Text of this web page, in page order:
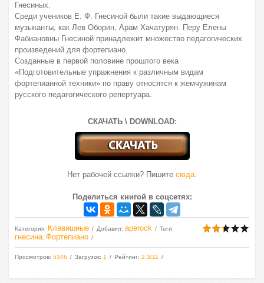
Гнесиных.
Среди учеников Е. Ф. Гнесиной были такие выдающиеся
музыканты, как Лев Оборин, Арам Хачатурян. Перу Елены
Фабиановны Гнесиной принадлежит множество педагогических
произведений для фортепиано.
Созданные в первой половине прошлого века
«Подготовительные упражнения к различным видам
фортепианной техники» по праву относятся к жемчужинам
русского педагогического репертуара.
СКАЧАТЬ \ DOWNLOAD:
Нет рабочей ссылки? Пишите сюда.
Поделиться книгой в соцсетях:
Категория: Клавишные Добавил: aperock Теги:
гнесина Фортепиано
Просмотров: 5346 Загрузок: 1 Рейтинг: 2.3/11